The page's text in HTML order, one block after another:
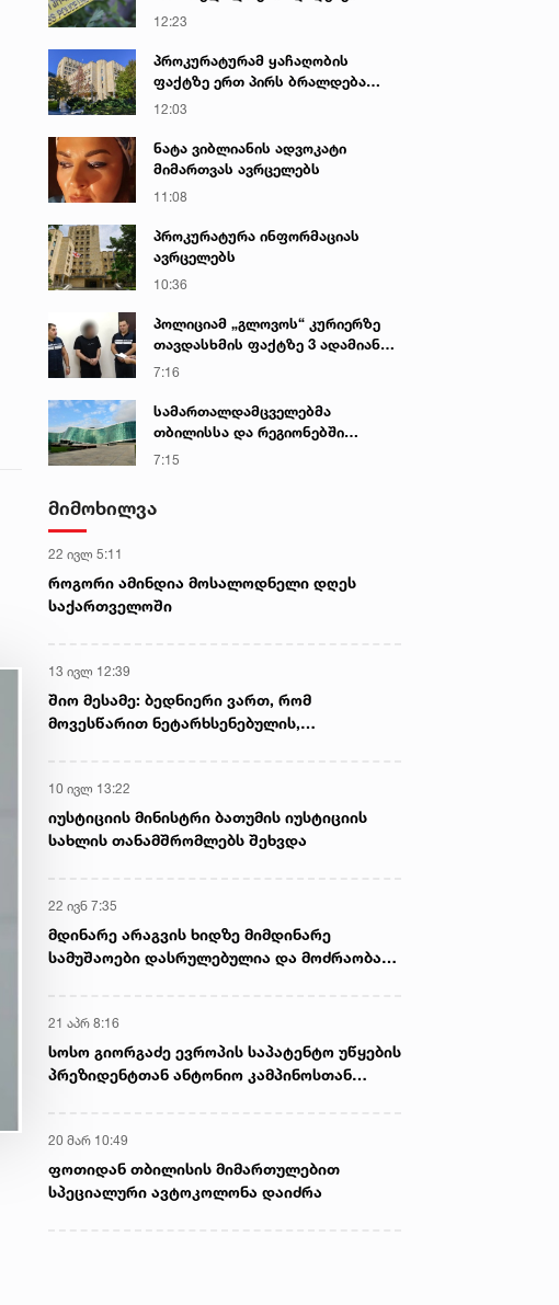
საქმეზე პროკურატურამ 2 პირს
დროისთვის ცნობილი
12:23
პროკურატურამ ყაჩაღობის
ფაქტზე ერთ პირს ბრალდება
წარუდგინა
12:03
ნატა ვიბლიანის ადვოკატი
მიმართვას ავრცელებს
11:08
პროკურატურა ინფორმაციას
ავრცელებს
10:36
პოლიციამ „გლოვოს“ კურიერზე
თავდასხმის ფაქტზე 3 ადამიანი
დააკავა
7:16
სამართალდამცველებმა
თბილისსა და რეგიონებში
უკანონო ცეცხლსასროლი
7:15
მიმოხილვა
22 ივლ 5:11
როგორი ამინდია მოსალოდნელი დღეს
საქართველოში
13 ივლ 12:39
შიო მესამე: ბედნიერი ვართ, რომ
მოვესწარით ნეტარხსენებულის,
10 ივლ 13:22
იუსტიციის მინისტრი ბათუმის იუსტიციის
სახლის თანამშრომლებს შეხვდა
22 ივნ 7:35
მდინარე არაგვის ხიდზე მიმდინარე
სამუშაოები დასრულებულია და მოძრაობა
21 აპრ 8:16
სოსო გიორგაძე ევროპის საპატენტო უწყების
პრეზიდენტთან ანტონიო კამპინოსთან
20 მარ 10:49
ფოთიდან თბილისის მიმართულებით
სპეციალური ავტოკოლონა დაიძრა